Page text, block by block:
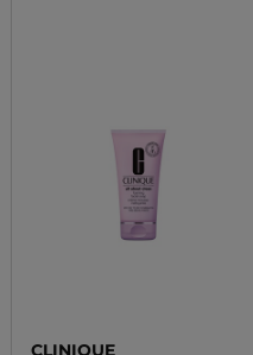
CLINIQUE